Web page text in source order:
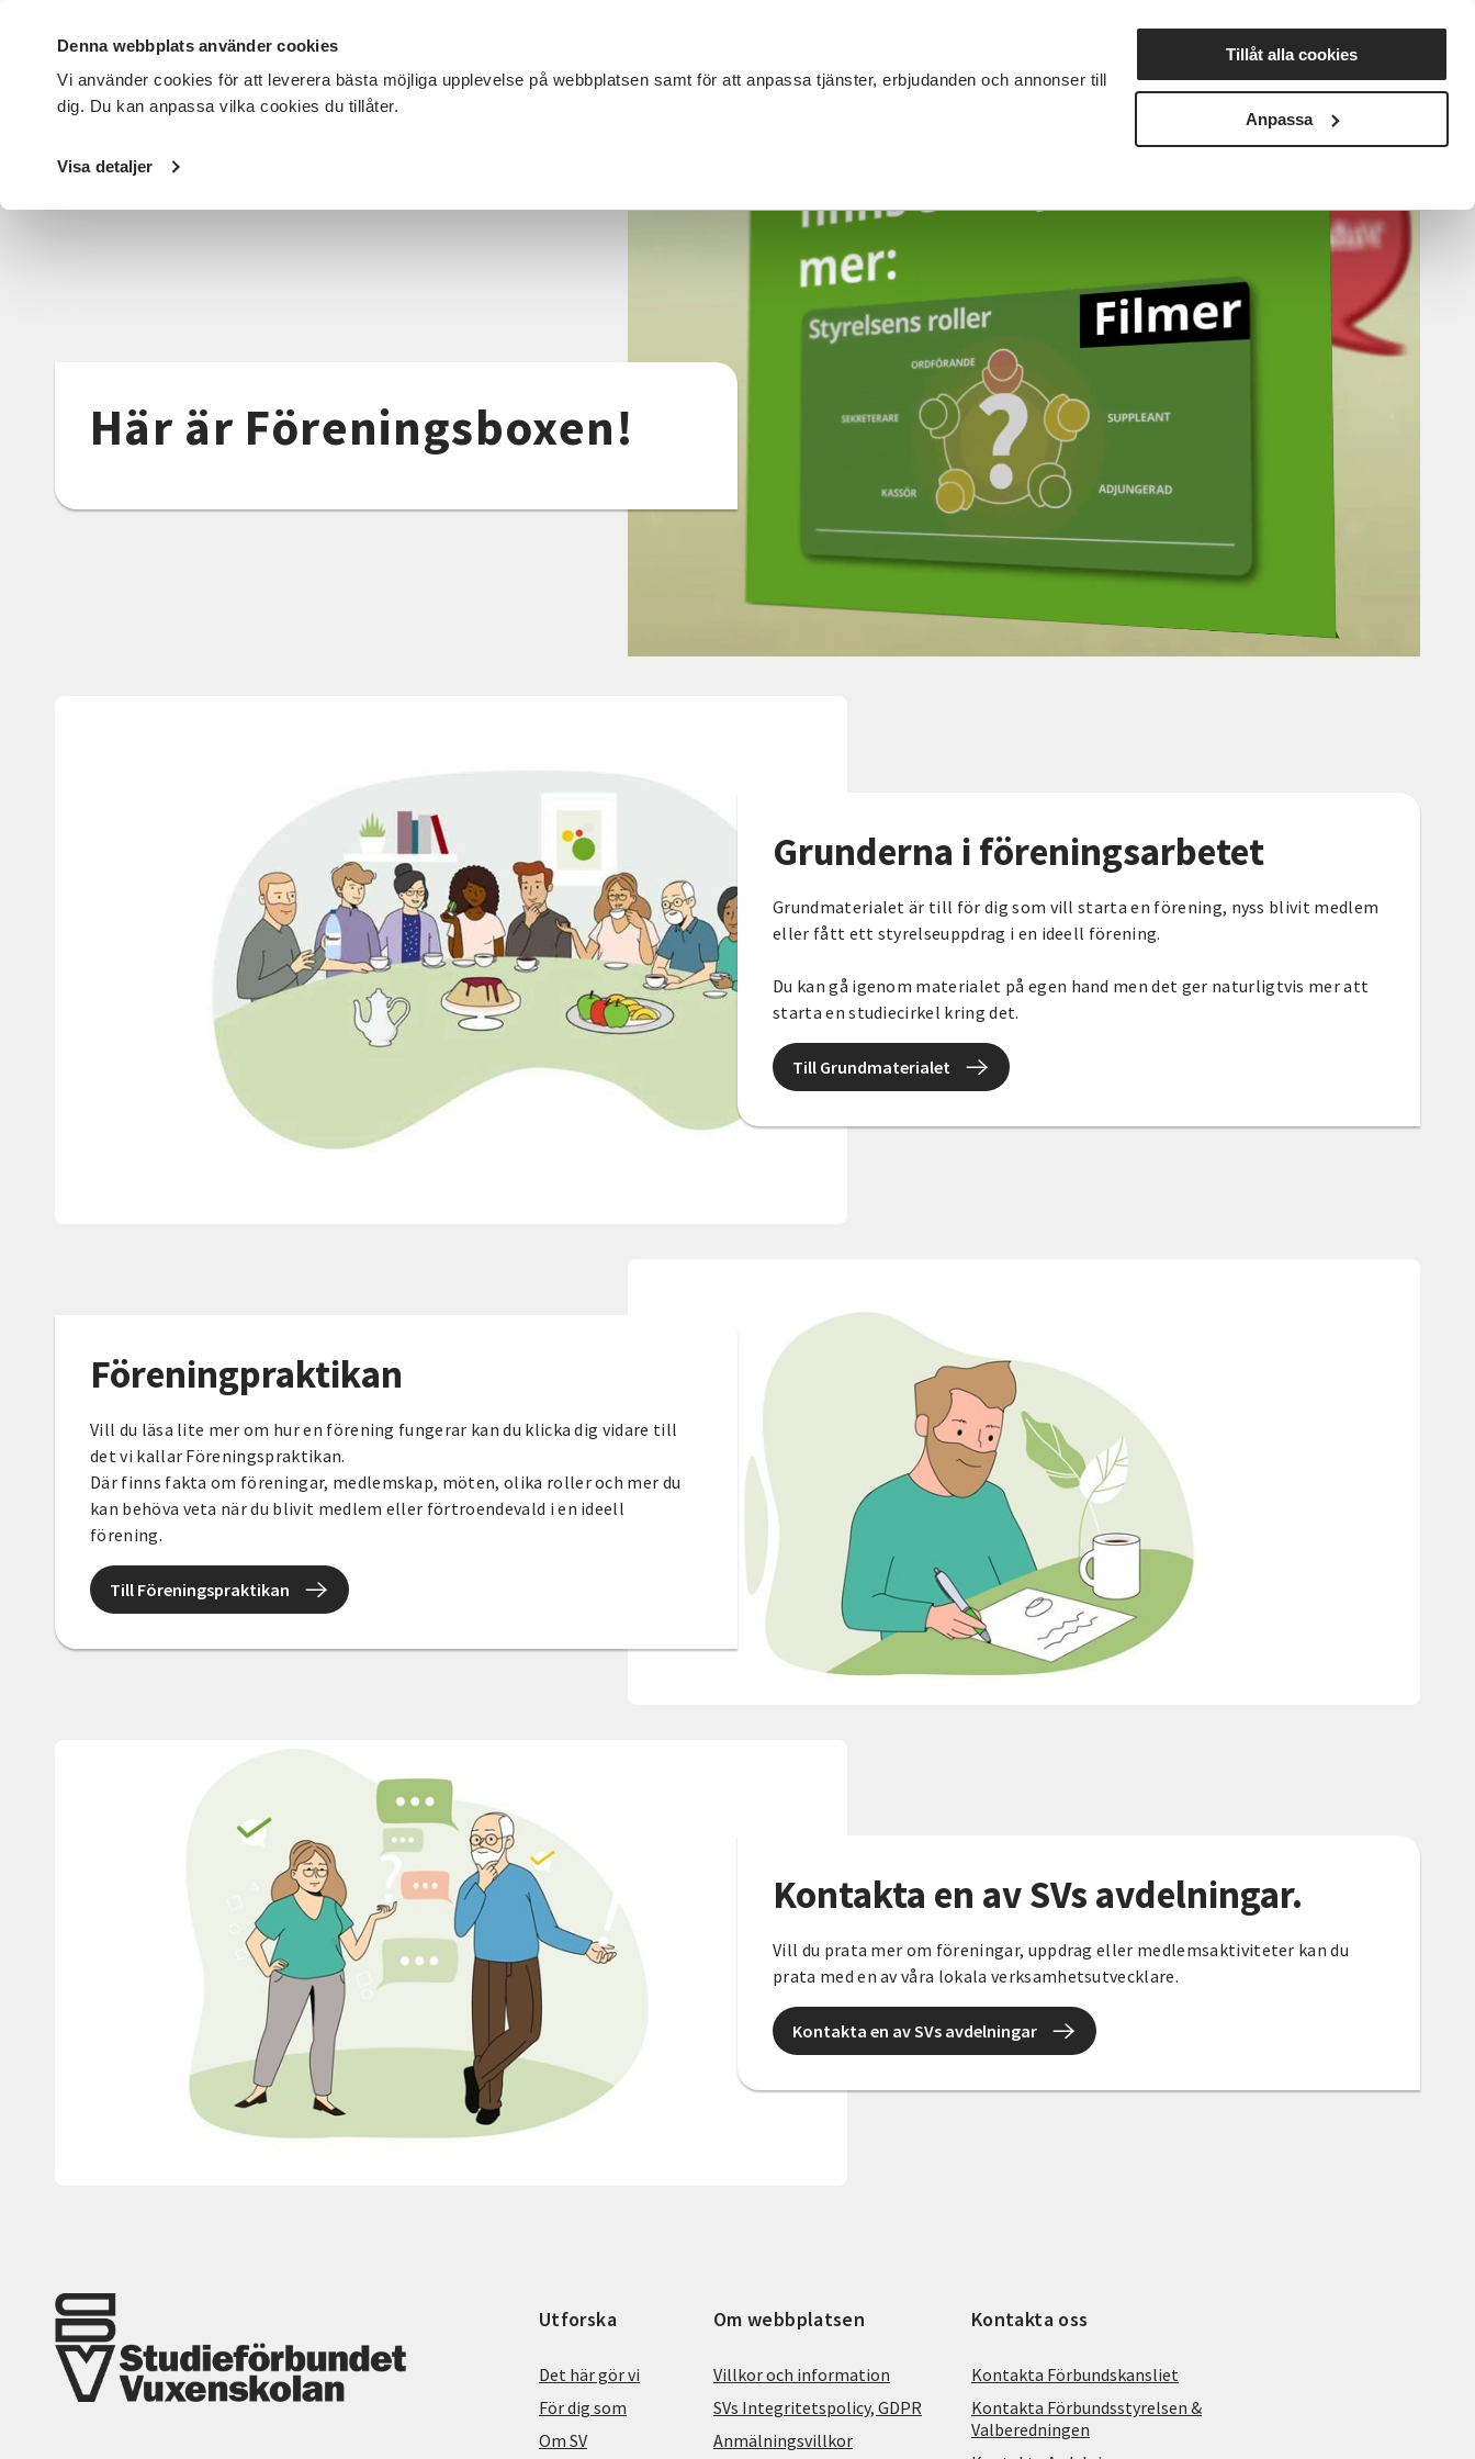
Denna webbplats använder cookies
Vi använder cookies för att leverera bästa möjliga upplevelse på webbplatsen samt för att anpassa tjänster, erbjudanden och annonser till
dig. Du kan anpassa vilka cookies du tillåter.
Visa detaljer
Tillåt alla cookies
Anpassa
DET HÄR GÖR VI FÖR DIG SOM SÖK KURSER OCH EVENEMANG Nyheter Avdelningar
Startsida / Det här gör vi
Här är Föreningsboxen!
Grunderna i föreningsarbetet
Grundmaterialet är till för dig som vill starta en förening, nyss blivit medlem
eller fått ett styrelseuppdrag i en ideell förening.
Du kan gå igenom materialet på egen hand men det ger naturligtvis mer att
starta en studiecirkel kring det.
Till Grundmaterialet
Föreningpraktikan
Vill du läsa lite mer om hur en förening fungerar kan du klicka dig vidare till
det vi kallar Föreningspraktikan.
Där finns fakta om föreningar, medlemskap, möten, olika roller och mer du
kan behöva veta när du blivit medlem eller förtroendevald i en ideell
förening.
Till Föreningspraktikan
Kontakta en av SVs avdelningar.
Vill du prata mer om föreningar, uppdrag eller medlemsaktiviteter kan du
prata med en av våra lokala verksamhetsutvecklare.
Kontakta en av SVs avdelningar
Utforska
Det här gör vi
För dig som
Om SV
Om webbplatsen
Villkor och information
SVs Integritetspolicy, GDPR
Anmälningsvillkor
Kontakta oss
Kontakta Förbundskansliet
Kontakta Förbundsstyrelsen &
Valberedningen